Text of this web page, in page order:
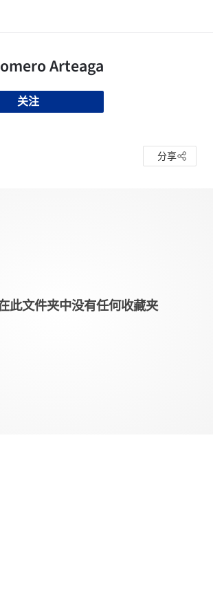
关注
分享
此文件夹中没有任何收藏夹